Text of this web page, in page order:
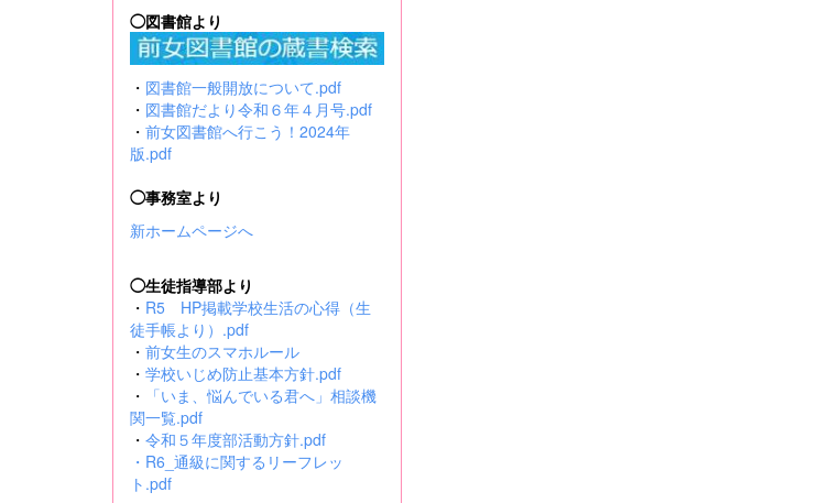
◯図書館より
・ 図書館一般開放について.pdf
・ 図書館だより令和６年４月号.pdf
・ 前女図書館へ行こう！2024年
版.pdf
◯事務室より
新ホームページへ
◯生徒指導部より
・ R5 HP掲載学校生活の心得（生
徒手帳より）.pdf
・ 前女生のスマホルール
・ 学校いじめ防止基本方針.pdf
・
「いま、悩んでいる君へ」相談機
関一覧.pdf
・ 令和５年度部活動方針.pdf
・ R6_通級に関するリーフレッ
ト.pdf